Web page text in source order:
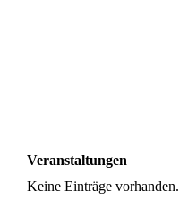
Veranstaltungen
Keine Einträge vorhanden.